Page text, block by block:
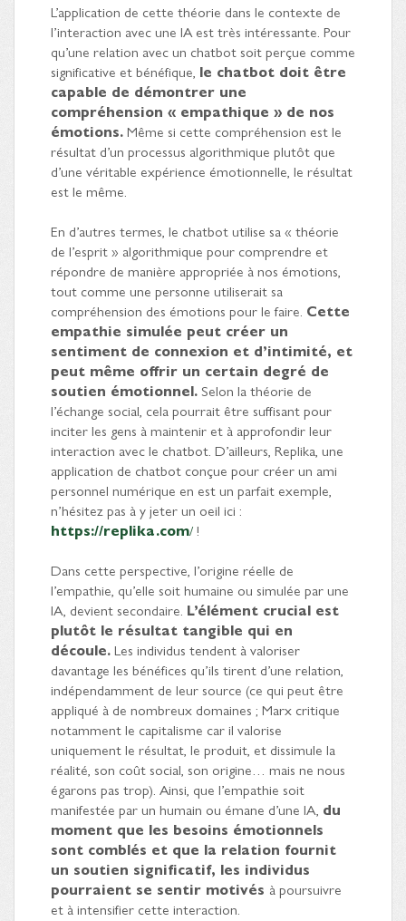
L’application de cette théorie dans le contexte de
l’interaction avec une IA est très intéressante. Pour
qu’une relation avec un chatbot soit perçue comme
significative et bénéfique, le chatbot doit être
capable de démontrer une
compréhension « empathique » de nos
émotions.Même si cette compréhension est le
résultat d’un processus algorithmique plutôt que
d’une véritable expérience émotionnelle, le résultat
est le même.
En d’autres termes, le chatbot utilise sa « théorie
de l’esprit » algorithmique pour comprendre et
répondre de manière appropriée à nos émotions,
tout comme une personne utiliserait sa
compréhension des émotions pour le faire. Cette
empathie simulée peut créer un
sentiment de connexion et d’intimité, et
peut même offrir un certain degré de
soutien émotionnel.Selon la théorie de
l’échange social, cela pourrait être suffisant pour
inciter les gens à maintenir et à approfondir leur
interaction avec le chatbot. D’ailleurs, Replika, une
application de chatbot conçue pour créer un ami
personnel numérique en est un parfait exemple,
n’hésitez pas à y jeter un oeil ici :
https://replika.com/!
Dans cette perspective, l’origine réelle de
l’empathie, qu’elle soit humaine ou simulée par une
IA, devient secondaire. L’élément crucial est
plutôt le résultat tangible qui en
découle.Les individus tendent à valoriser
davantage les bénéfices qu’ils tirent d’une relation,
indépendamment de leur source (ce qui peut être
appliqué à de nombreux domaines ; Marx critique
notamment le capitalisme car il valorise
uniquement le résultat, le produit, et dissimule la
réalité, son coût social, son origine… mais ne nous
égarons pas trop). Ainsi, que l’empathie soit
manifestée par un humain ou émane d’une IA, du
moment que les besoins émotionnels
sont comblés et que la relation fournit
un soutien significatif, les individus
pourraient se sentir motivés à poursuivre
et à intensifier cette interaction.